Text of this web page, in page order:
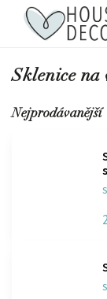
Sklenice na
Nejprodávanější